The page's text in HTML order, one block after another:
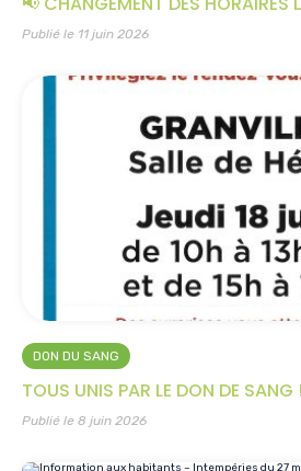
Publié le 11 juin 2026
DON DU SANG
TOUS UNIS PAR LE DON DE SANG !
Publié le 8 juin 2026